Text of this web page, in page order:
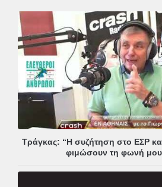
Τράγκας: “Η συζήτηση στο ΕΣΡ
φιμώσουν τη φωνή